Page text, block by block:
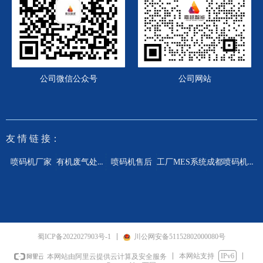
公司微信公众号 公司网站
友 情 链 接：
喷码机厂家 有机废气处理设备 喷码机售后 工厂MES系统 成都喷码机厂家
蜀ICP备2022027903号-1 川公网安备51152802000080号
本网站由阿里云提供云计算及安全服务 本网站支持
IPv6